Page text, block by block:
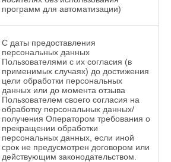
программ для автоматизации)
С даты предоставления
персональных данных
Пользователями с их согласия (в
применимых случаях) до достижения
цели обработки персональных
данных или до момента отзыва
Пользователем своего согласия на
обработку персональных данных/
получения Оператором требования о
прекращении обработки
персональных данных, если иной
срок не предусмотрен договором или
действующим законодательством.